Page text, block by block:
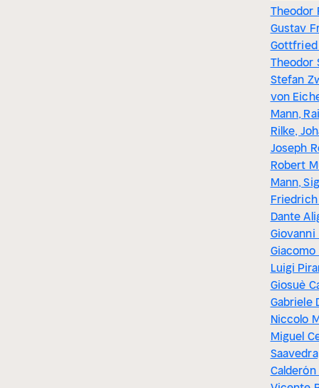
Theodor
Gustav
Gottfried
Theodor
Stefan
von
Mann,
Rilke,
Joseph
Robert
Mann,
Dante
Giacomo
Luigi
Giosuè
Gabriele
Niccolo
Miguel